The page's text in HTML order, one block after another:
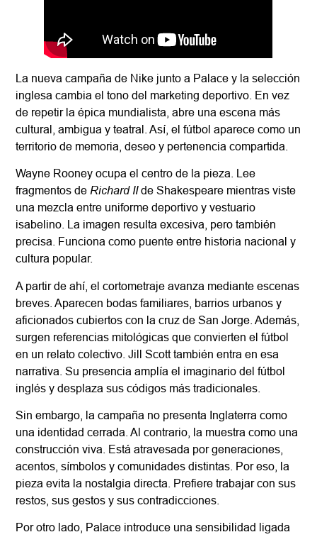
La nueva campaña de Nike junto a Palace y la selección
inglesa cambia el tono del marketing deportivo. En vez
de repetir la épica mundialista, abre una escena más
cultural, ambigua y teatral. Así, el fútbol aparece como un
territorio de memoria, deseo y pertenencia compartida.
Wayne Rooney ocupa el centro de la pieza. Lee
fragmentos de Richard IIde Shakespeare mientras viste
una mezcla entre uniforme deportivo y vestuario
isabelino. La imagen resulta excesiva, pero también
precisa. Funciona como puente entre historia nacional y
cultura popular.
A partir de ahí, el cortometraje avanza mediante escenas
breves. Aparecen bodas familiares, barrios urbanos y
aficionados cubiertos con la cruz de San Jorge. Además,
surgen referencias mitológicas que convierten el fútbol
en un relato colectivo. Jill Scott también entra en esa
narrativa. Su presencia amplía el imaginario del fútbol
inglés y desplaza sus códigos más tradicionales.
Sin embargo, la campaña no presenta Inglaterra como
una identidad cerrada. Al contrario, la muestra como una
construcción viva. Está atravesada por generaciones,
acentos, símbolos y comunidades distintas. Por eso, la
pieza evita la nostalgia directa. Prefiere trabajar con sus
restos, sus gestos y sus contradicciones.
Por otro lado, Palace introduce una sensibilidad ligada